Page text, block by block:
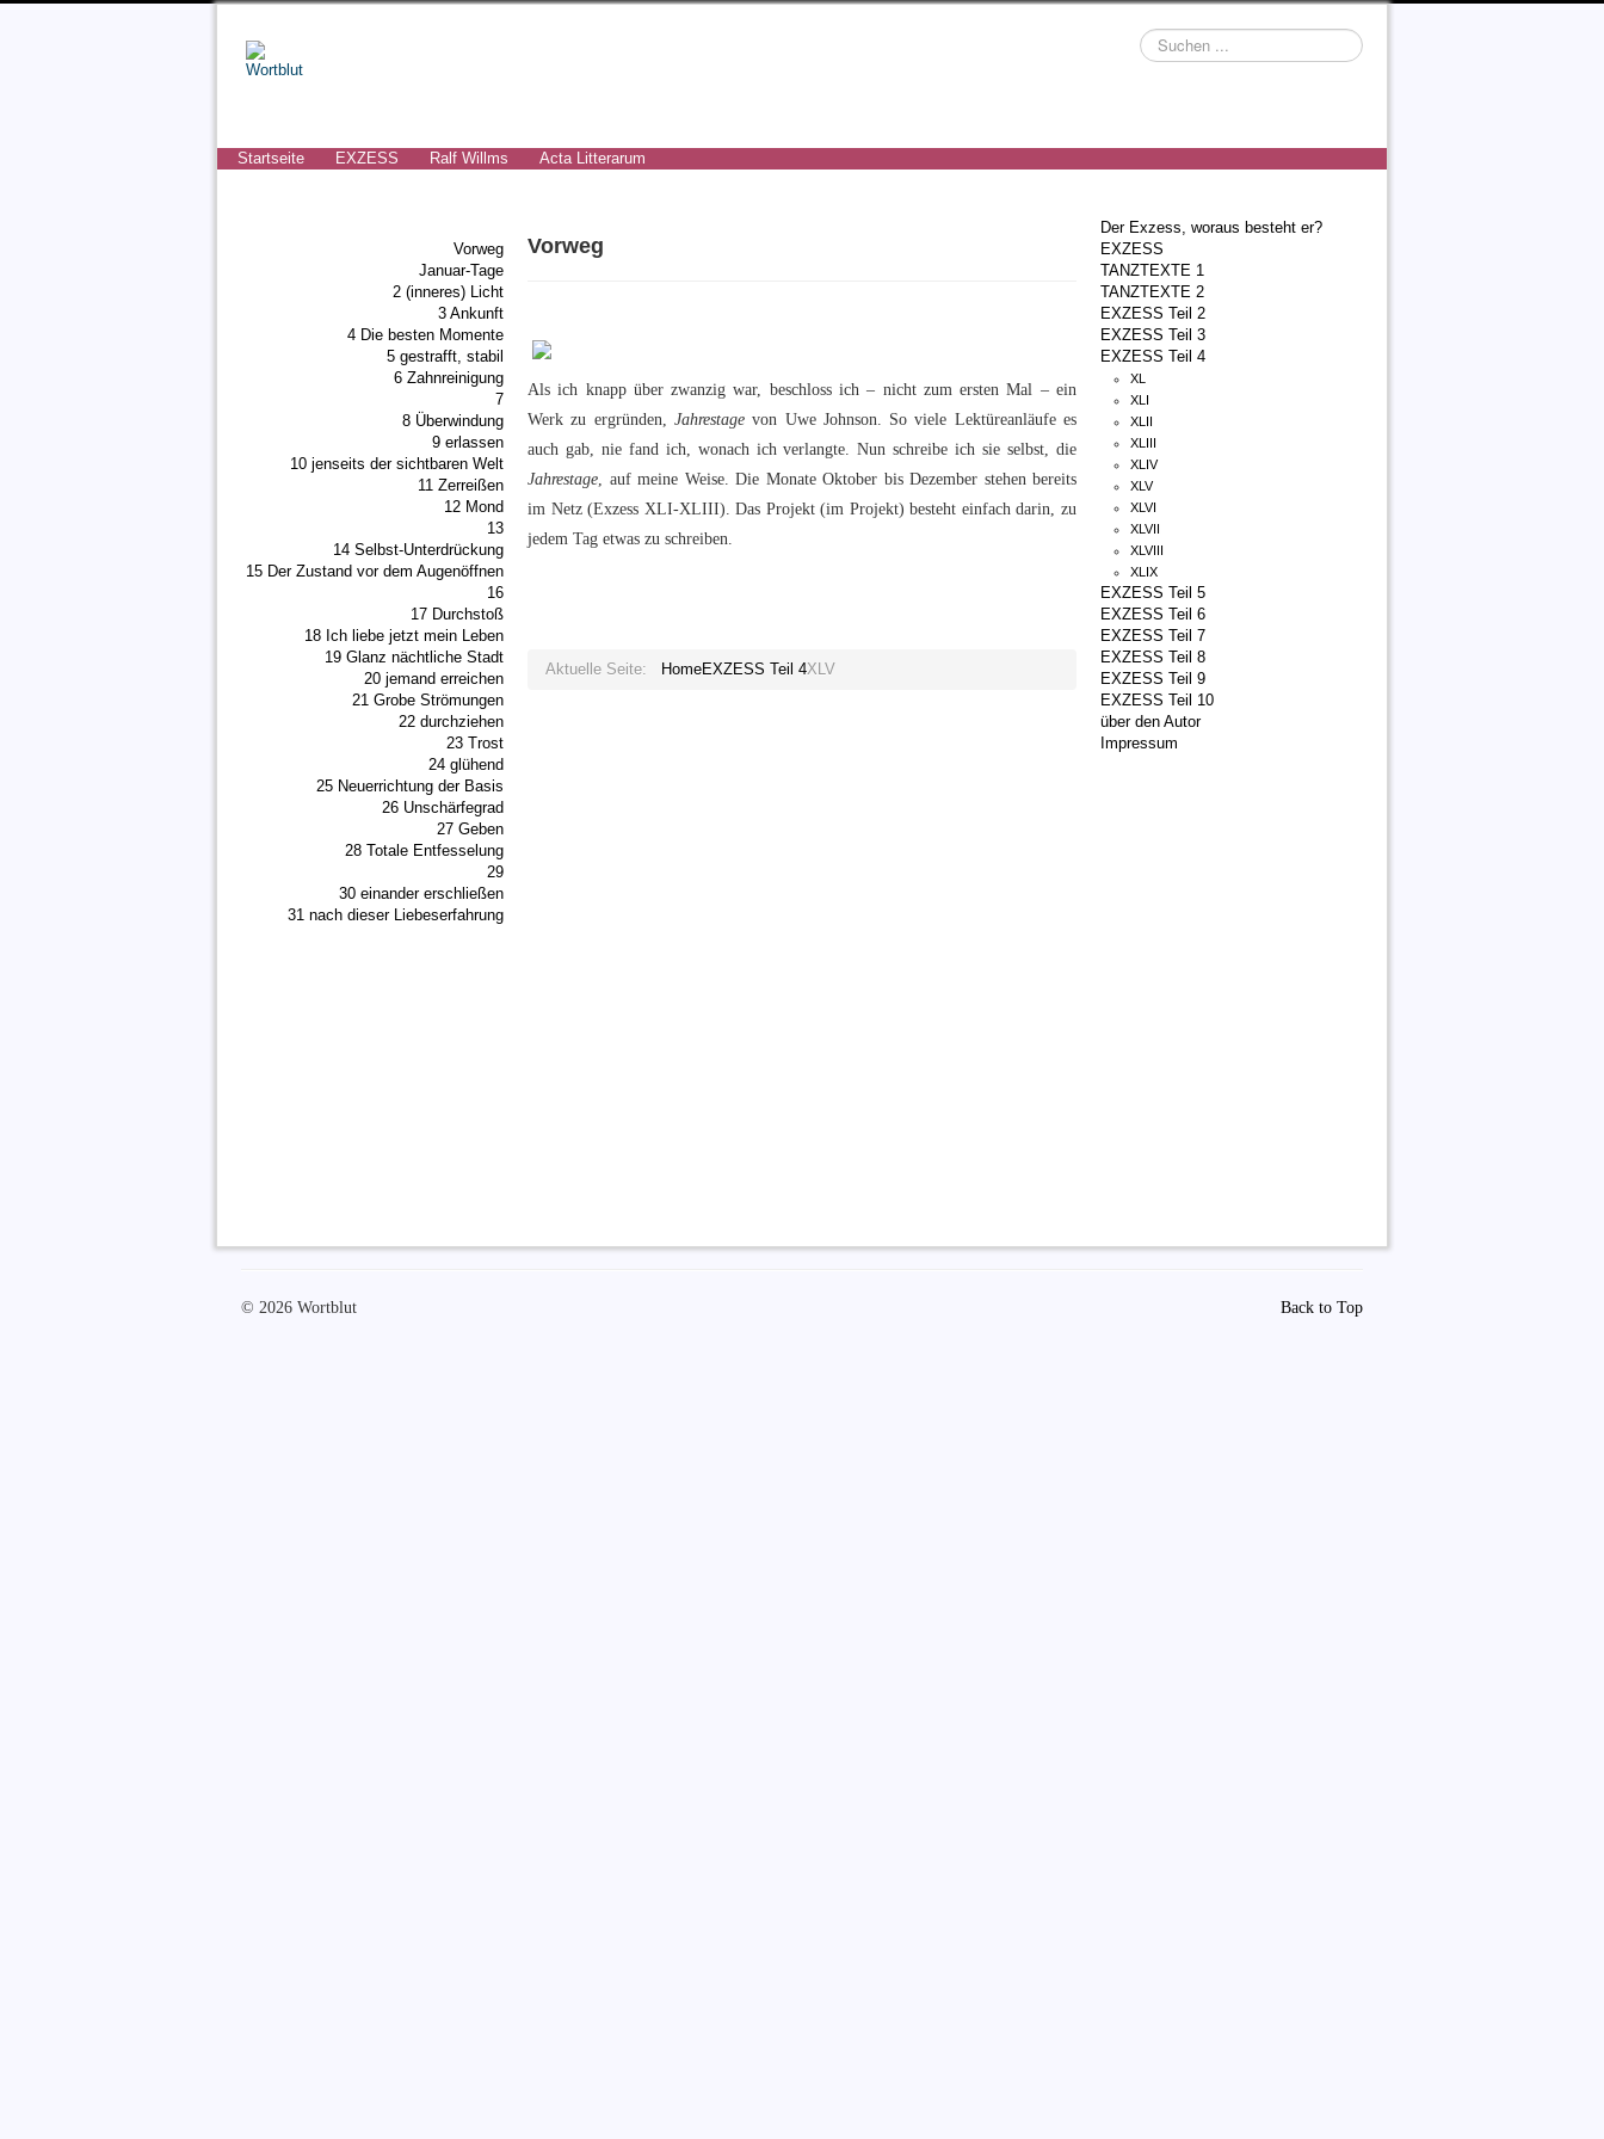
Suchen
...
Startseite EXZESS Ralf Willms Acta Litterarum
Vorweg
Januar-Tage
2 (inneres) Licht
3 Ankunft
4 Die besten Momente
5 gestrafft, stabil
6 Zahnreinigung
7
8 Überwindung
9 erlassen
10 jenseits der sichtbaren Welt
11 Zerreißen
12 Mond
13
14 Selbst-Unterdrückung
15 Der Zustand vor dem Augenöffnen
16
17 Durchstoß
18 Ich liebe jetzt mein Leben
19 Glanz nächtliche Stadt
20 jemand erreichen
21 Grobe Strömungen
22 durchziehen
23 Trost
24 glühend
25 Neuerrichtung der Basis
26 Unschärfegrad
27 Geben
28 Totale Entfesselung
29
30 einander erschließen
31 nach dieser Liebeserfahrung
Vorweg
Als ich knapp über zwanzig war, beschloss ich – nicht zum ersten Mal – ein
Werk zu ergründen, Jahrestagevon Uwe Johnson. So viele Lektüreanläufe es
auch gab, nie fand ich, wonach ich verlangte. Nun schreibe ich sie selbst, die
Jahrestage , auf meine Weise. Die Monate Oktober bis Dezember stehen bereits
im Netz (Exzess XLI-XLIII). Das Projekt (im Projekt) besteht einfach darin, zu
jedem Tag etwas zu schreiben.
Aktuelle Seite: HomeEXZESS Teil 4XLV
Der Exzess, woraus besteht er?
EXZESS
TANZTEXTE 1
TANZTEXTE 2
EXZESS Teil 2
EXZESS Teil 3
EXZESS Teil 4
XL
XLI
XLII
XLIII
XLIV
XLV
XLVI
XLVII
XLVIII
XLIX
EXZESS Teil 5
EXZESS Teil 6
EXZESS Teil 7
EXZESS Teil 8
EXZESS Teil 9
EXZESS Teil 10
über den Autor
Impressum
Back to Top
© 2026 Wortblut